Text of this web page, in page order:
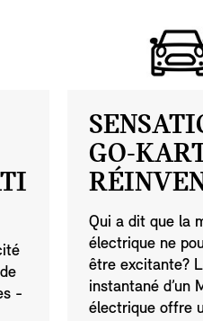
-
GO-
Qui a dit que la
électrique ne
être excitante?
instantané d’un
électrique offre